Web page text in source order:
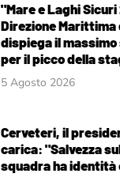
"Mare e Laghi
Direzione Marittima
dispiega il
per il picco della
5 Agosto 2026
Cerveteri, il
carica: "Salvezza
squadra ha identità